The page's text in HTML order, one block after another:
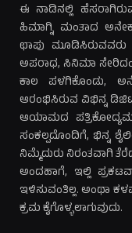
ಈ ನಾಡಿನಲ್ಲಿ
ಹಿಮಾಗ್ನಿ ಮಂತಾದ
ಛಾಪು
ಅಪರಾಧ, ಸಿನಿಮಾ
ಕಾಲ ಪಳಗಿಕೊಂಡು,
ಆರಂಭಿಸಿರುವ ವಿಭಿನ್ನ
ಆಯಾಮದ
ಸಂಕಲ್ಪದೊಂದಿಗೆ, ಭಿನ್ನ
ನಿಮ್ಮೆದುರು ನಿರಂತವಾಗಿ
ಅಂದಹಾಗೆ, ಇಲ್ಲಿ
ಇಳಿಸುವಂತಿಲ್ಲ. ಅಂಥಾ
ಕ್ರಮ ಕೈಗೊಳ್ಳಲಾಗುವುದು.